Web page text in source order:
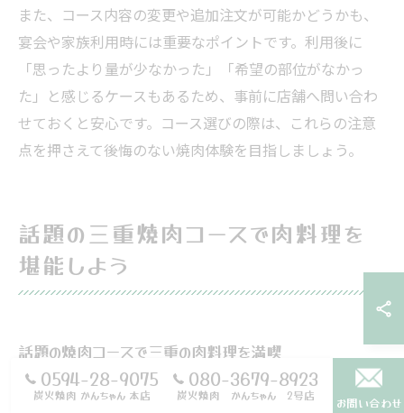
また、コース内容の変更や追加注文が可能かどうかも、
宴会や家族利用時には重要なポイントです。利用後に
「思ったより量が少なかった」「希望の部位がなかっ
た」と感じるケースもあるため、事前に店舗へ問い合わ
せておくと安心です。コース選びの際は、これらの注意
点を押さえて後悔のない焼肉体験を目指しましょう。
話題の三重焼肉コースで肉料理を
堪能しよう
話題の焼肉コースで三重の肉料理を満喫
三重県の焼肉コースは、松阪牛をはじめとした上質な肉
0594-28-9075
炭火焼肉 かんちゃん 本店
080-3679-8923
炭火焼肉 かんちゃん 2号店 お問い合わせ